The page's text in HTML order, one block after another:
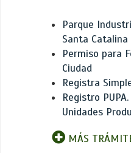
Parque
Santa Catalina
Permiso para
Ciudad
Registra
Registro
Unidades
MÁS